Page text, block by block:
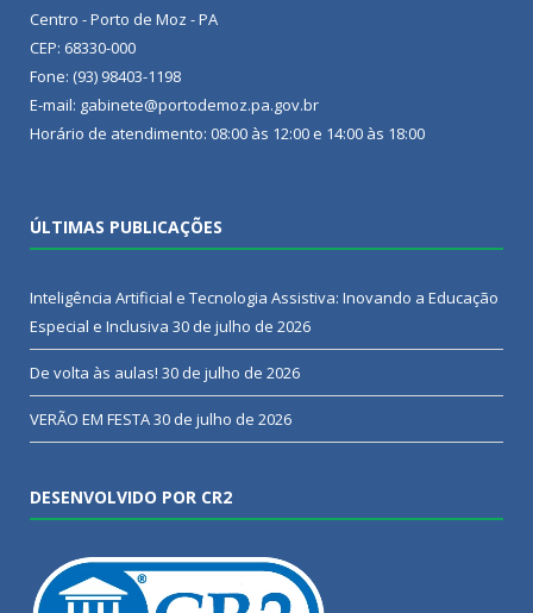
Centro - Porto de Moz - PA
CEP: 68330-000
Fone: (93) 98403-1198
E-mail: gabinete@portodemoz.pa.gov.br
Horário de atendimento: 08:00 às 12:00 e 14:00 às 18:00
ÚLTIMAS PUBLICAÇÕES
Inteligência Artificial e Tecnologia Assistiva: Inovando a Educação
Especial e Inclusiva 30 de julho de 2026
De volta às aulas! 30 de julho de 2026
VERÃO EM FESTA30 de julho de 2026
DESENVOLVIDO POR CR2